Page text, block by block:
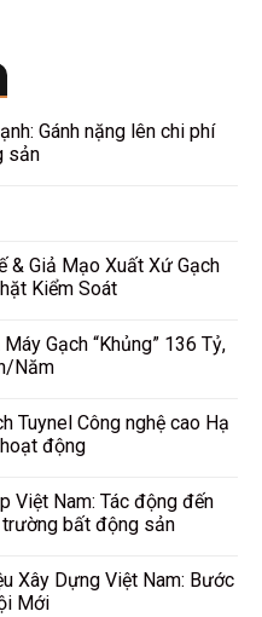
Gánh nặng lên chi phí
sản
& Giả Mạo Xuất Xứ Gạch
Kiểm Soát
Gạch “Khủng” 136 Tỷ,
Năm
Tuynel Công nghệ cao Hạ
động
Việt Nam: Tác động đến
bất động sản
Xây Dựng Việt Nam: Bước
Mới